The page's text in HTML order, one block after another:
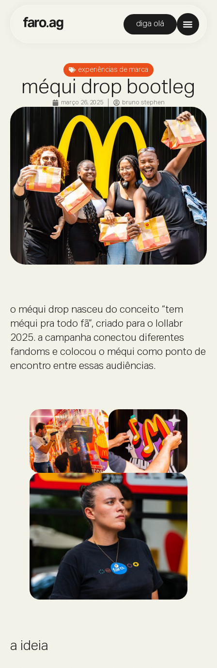
diga olá
experiências de marca
méqui drop bootleg
março 26, 2025 bruno stephen
o méqui drop nasceu do conceito “tem
méqui pra todo fã”, criado para o lollabr
2025. a campanha conectou diferentes
fandoms e colocou o méqui como ponto de
encontro entre essas audiências.
a ideia